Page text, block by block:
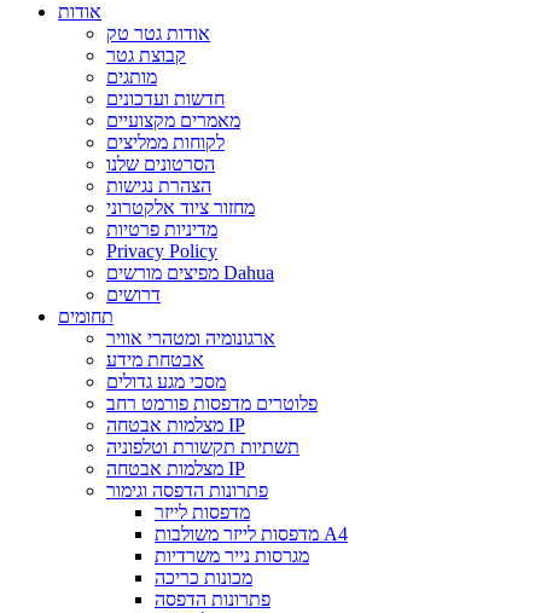
אודות
אודות גטר טק
קבוצת גטר
מותגים
חדשות ועדכונים
מאמרים מקצועיים
לקוחות ממליצים
הסרטונים שלנו
הצהרת נגישות
מחזור ציוד אלקטרוני
מדיניות פרטיות
Privacy Policy
מפיצים מורשים Dahua
דרושים
תחומים
ארגונומיה ומטהרי אוויר
אבטחת מידע
מסכי מגע גדולים
פלוטרים מדפסות פורמט רחב
מצלמות אבטחה IP
תשתיות תקשורת וטלפוניה
מצלמות אבטחה IP
פתרונות הדפסה וגימור
מדפסות לייזר
מדפסות לייזר משולבות A4
מגרסות נייר משרדיות
מכונות כריכה
פתרונות הדפסה